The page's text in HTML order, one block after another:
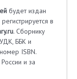
будет издан
в
.ru. Сборнику
ББK и
ISBN.
и за